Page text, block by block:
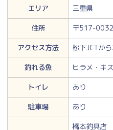
エリア
三重県
住所
〒517-0032
アクセス方法
松下JCTか
釣れる魚
ヒラメ・キ
トイレ
あり
駐車場
あり
橋本釣具店